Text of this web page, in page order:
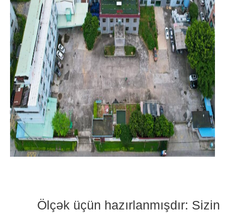
Ölçək üçün hazırlanmışdır: Sizin